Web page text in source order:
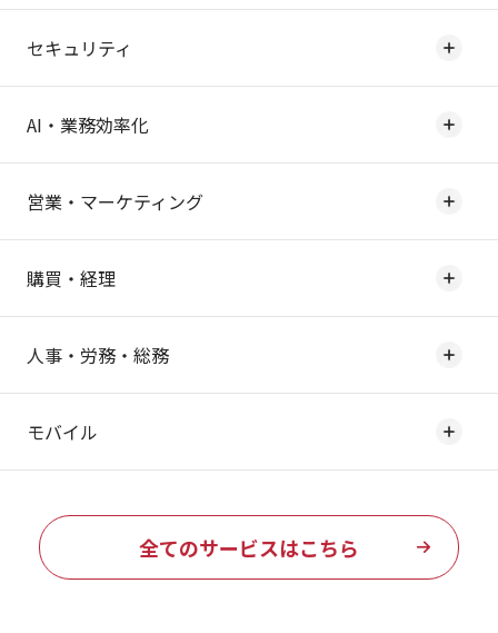
セキュリティ
AI・業務効率化
営業・マーケティング
購買・経理
人事・労務・総務
モバイル
全てのサービスはこちら